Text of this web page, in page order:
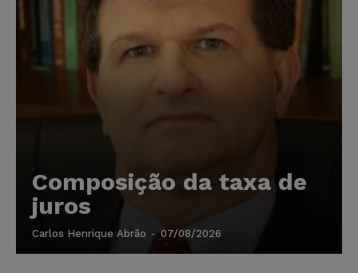
Composição da taxa de
juros
Carlos Henrique Abrão - 07/08/2026